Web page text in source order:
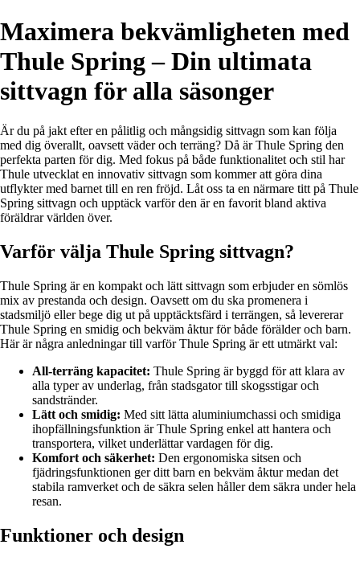
Maximera bekvämligheten med
Thule Spring – Din ultimata
sittvagn för alla säsonger
Är du på jakt efter en pålitlig och mångsidig sittvagn som kan följa
med dig överallt, oavsett väder och terräng? Då är Thule Spring den
perfekta parten för dig. Med fokus på både funktionalitet och stil har
Thule utvecklat en innovativ sittvagn som kommer att göra dina
utflykter med barnet till en ren fröjd. Låt oss ta en närmare titt på Thule
Spring sittvagn och upptäck varför den är en favorit bland aktiva
föräldrar världen över.
Varför välja Thule Spring sittvagn?
Thule Spring är en kompakt och lätt sittvagn som erbjuder en sömlös
mix av prestanda och design. Oavsett om du ska promenera i
stadsmiljö eller bege dig ut på upptäcktsfärd i terrängen, så levererar
Thule Spring en smidig och bekväm åktur för både förälder och barn.
Här är några anledningar till varför Thule Spring är ett utmärkt val:
All-terräng kapacitet: Thule Spring är byggd för att klara av
alla typer av underlag, från stadsgator till skogsstigar och
sandstränder.
Lätt och smidig: Med sitt lätta aluminiumchassi och smidiga
ihopfällningsfunktion är Thule Spring enkel att hantera och
transportera, vilket underlättar vardagen för dig.
Komfort och säkerhet: Den ergonomiska sitsen och
fjädringsfunktionen ger ditt barn en bekväm åktur medan det
stabila ramverket och de säkra selen håller dem säkra under hela
resan.
Funktioner och design